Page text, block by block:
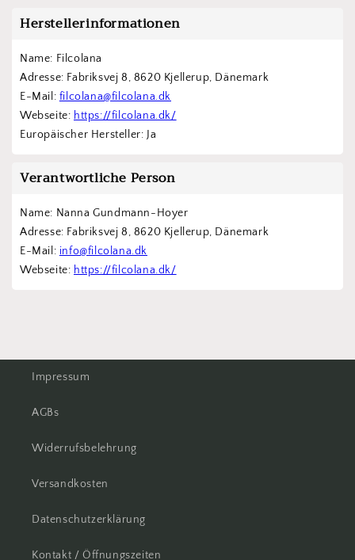
Herstellerinformationen
Name: Filcolana
Adresse: Fabriksvej 8, 8620 Kjellerup, Dänemark
E-Mail: filcolana@filcolana.dk
Webseite: https://filcolana.dk/
Europäischer Hersteller: Ja
Verantwortliche Person
Name: Nanna Gundmann-Hoyer
Adresse: Fabriksvej 8, 8620 Kjellerup, Dänemark
E-Mail: info@filcolana.dk
Webseite: https://filcolana.dk/
Impressum
AGBs
Widerrufsbelehrung
Versandkosten
Datenschutzerklärung
Kontakt / Öffnungszeiten